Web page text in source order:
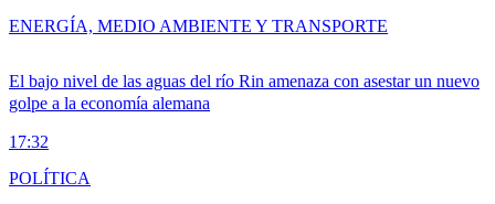
El bajo nivel de las aguas del río Rin amenaza con asestar un nuevo
golpe a la economía alemana
17:32
ENERGÍA, MEDIO AMBIENTE Y TRANSPORTE
POLÍTICA